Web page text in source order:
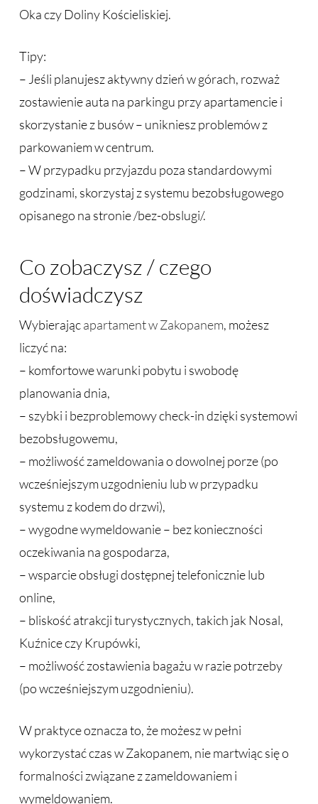
Oka czy Doliny Kościeliskiej.
Tipy:
– Jeśli planujesz aktywny dzień w górach, rozważ
zostawienie auta na parkingu przy apartamencie i
skorzystanie z busów – unikniesz problemów z
parkowaniem w centrum.
– W przypadku przyjazdu poza standardowymi
godzinami, skorzystaj z systemu bezobsługowego
opisanego na stronie /bez-obslugi/.
Co zobaczysz / czego
doświadczysz
Wybierającapartament w Zakopanem, możesz
liczyć na:
– komfortowe warunki pobytu i swobodę
planowania dnia,
– szybki i bezproblemowy check-in dzięki systemowi
bezobsługowemu,
– możliwość zameldowania o dowolnej porze (po
wcześniejszym uzgodnieniu lub w przypadku
systemu z kodem do drzwi),
– wygodne wymeldowanie – bez konieczności
oczekiwania na gospodarza,
– wsparcie obsługi dostępnej telefonicznie lub
online,
– bliskość atrakcji turystycznych, takich jak Nosal,
Kuźnice czy Krupówki,
– możliwość zostawienia bagażu w razie potrzeby
(po wcześniejszym uzgodnieniu).
W praktyce oznacza to, że możesz w pełni
wykorzystać czas w Zakopanem, nie martwiąc się o
formalności związane z zameldowaniem i
wymeldowaniem.